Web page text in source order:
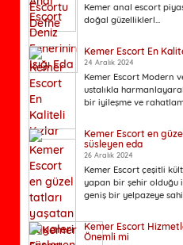
Kemer anal escort
doğal güzelliklerl...
Kemer Escort En
24 Aralık 2024
Kemer Escort Modern
ustalıkla
bir iyileşme ve
Kemer Escort en
süsleyen eda
26 Aralık 2024
Kemer Escort çeşitli
yapan bir şehir olduğu
geniş bir yelpazeye
Kemer Escort
Önemli mi